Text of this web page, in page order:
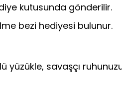
kutusunda gönderilir.
bezi hediyesi bulunur.
yüzükle, savaşçı